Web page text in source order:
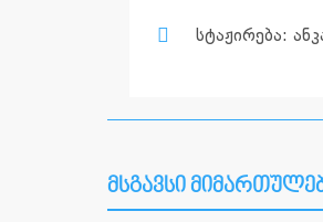
სტაჟირება:
მსგავსი